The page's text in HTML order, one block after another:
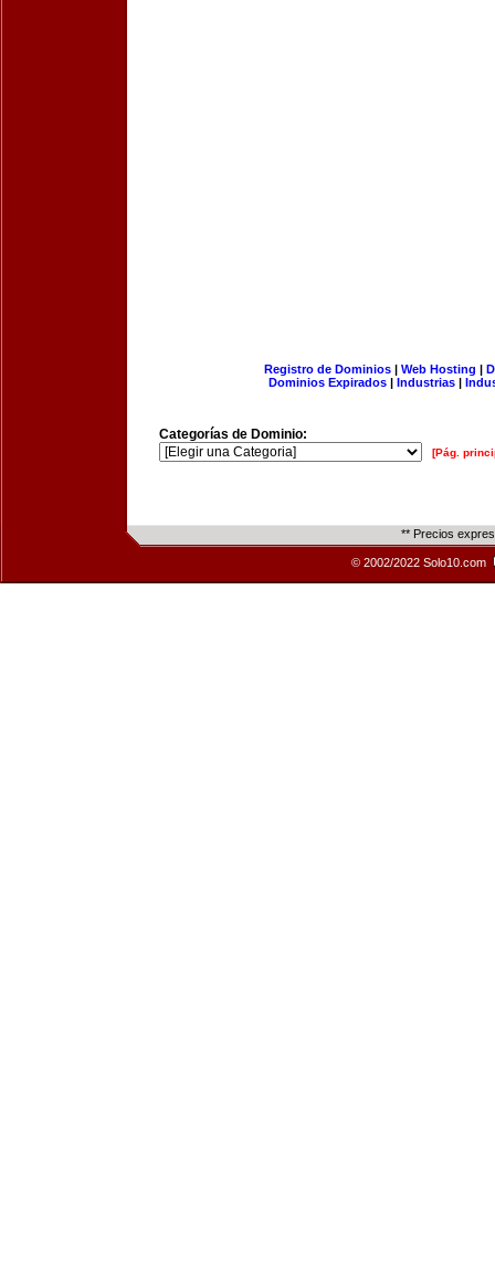
Registro de Dominios| Web Hosting |
Dominios Expirados | Industrias |
Categorías de Dominio:
[Pág.
** Precios
© 2002/2022 Solo10.com